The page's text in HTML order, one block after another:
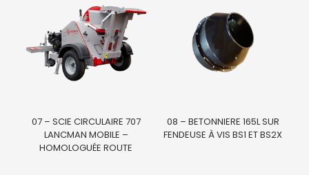
07 – SCIE CIRCULAIRE 707
LANCMAN MOBILE –
HOMOLOGUÉE ROUTE
08 – BETONNIERE 165L SUR
FENDEUSE À VIS BS1 ET BS2X